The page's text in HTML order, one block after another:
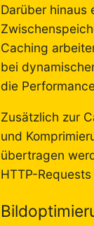
Darüber hinaus
Caching
bei
die
Zusätzlich zur
und
übertragen
HTTP-